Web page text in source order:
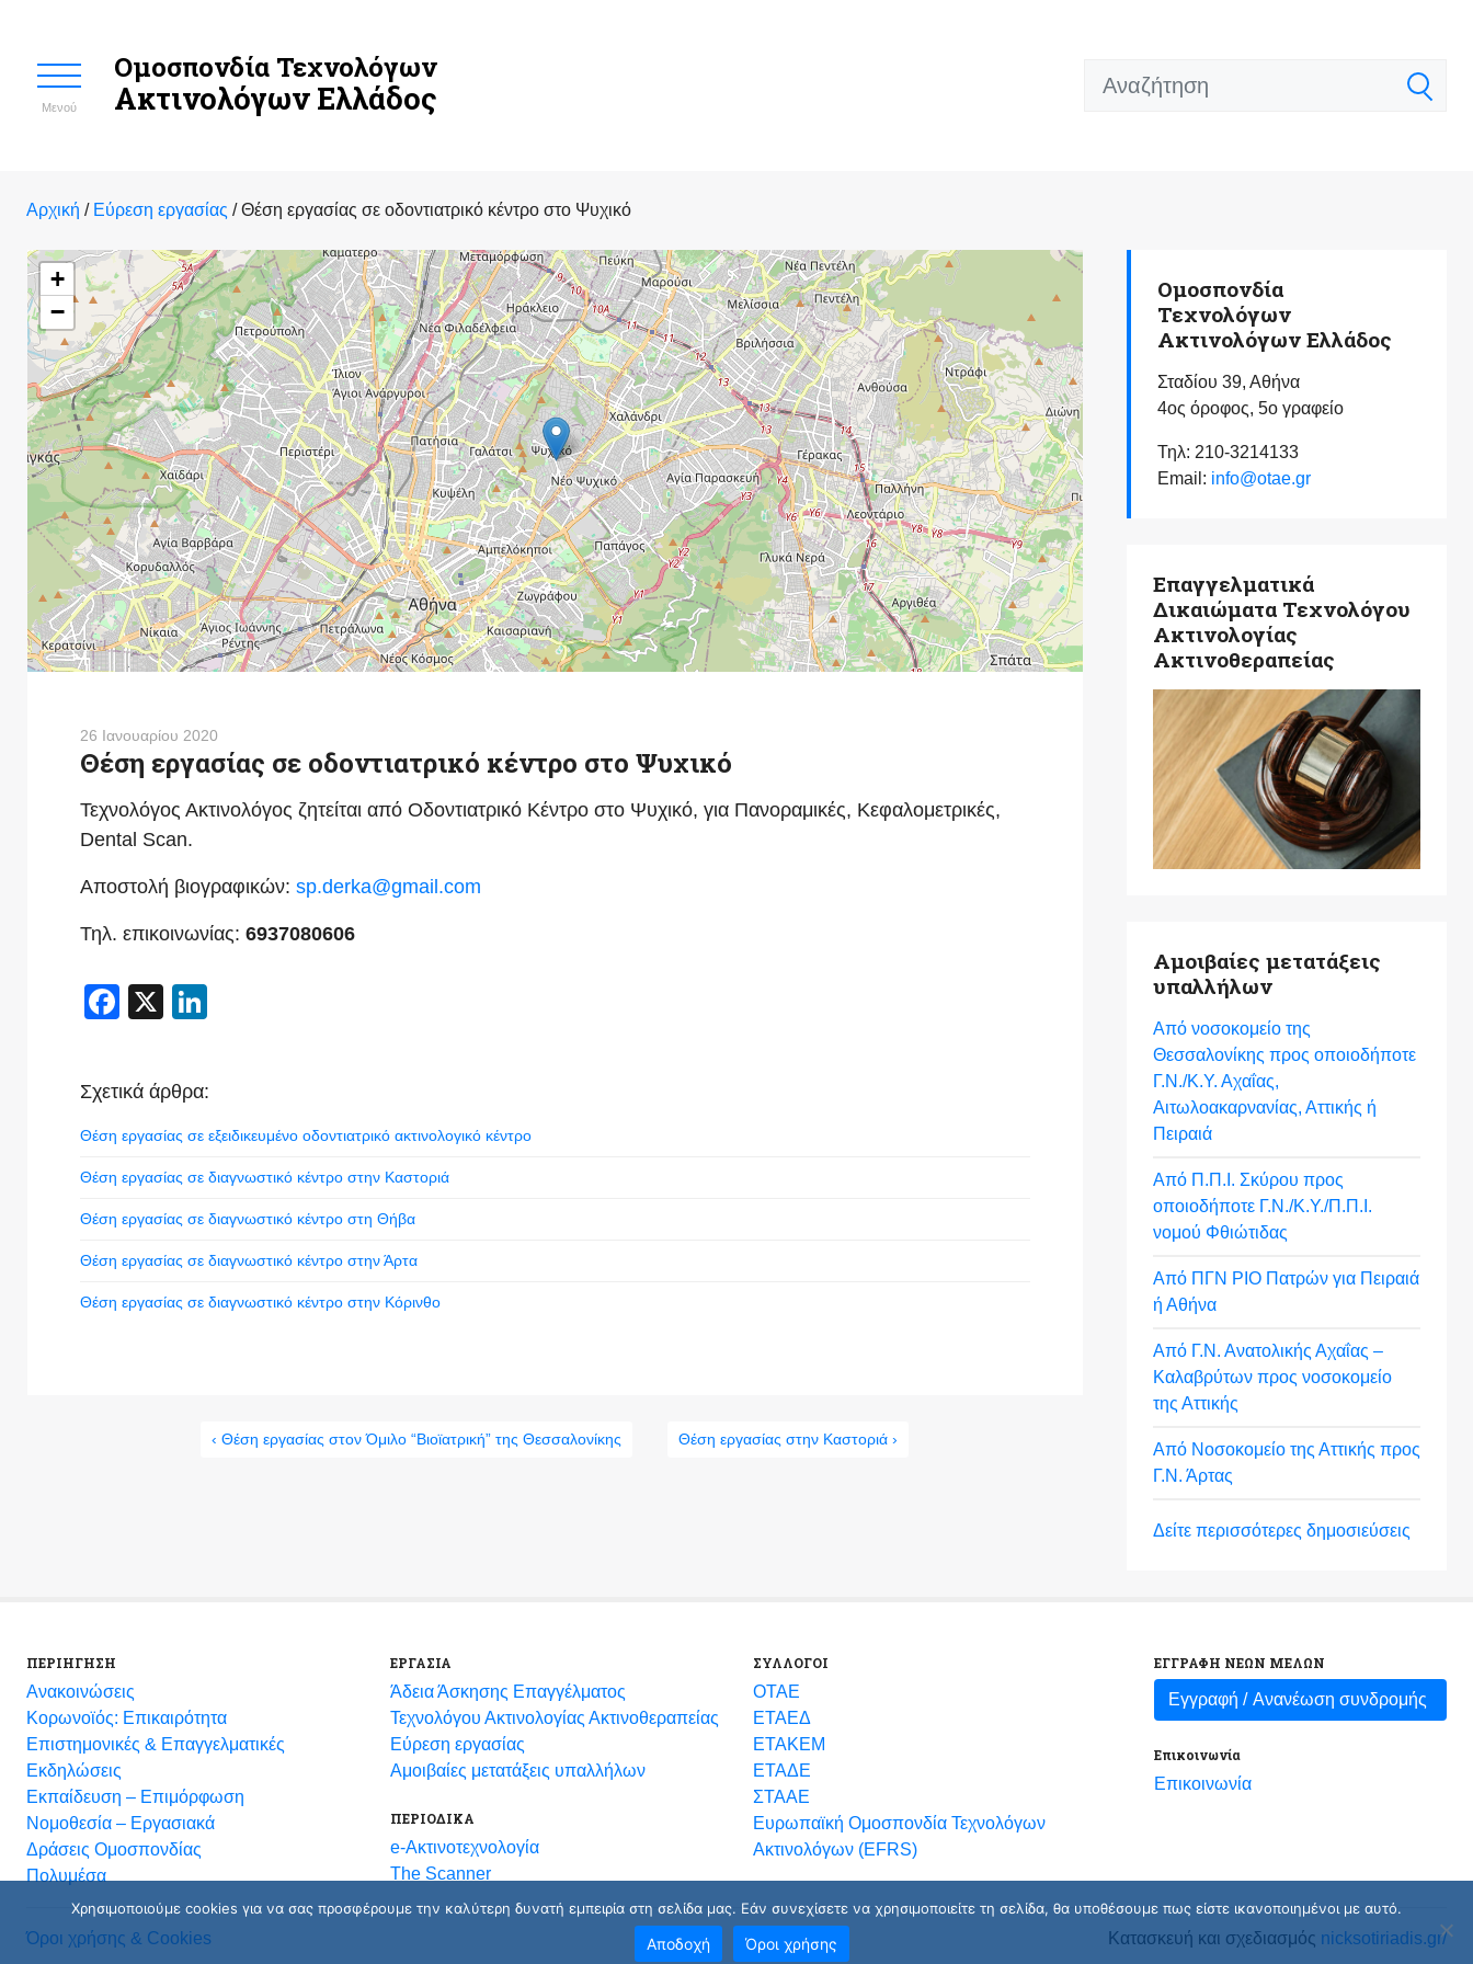
Μενού
Ομοσπονδία Τεχνολόγων
Ακτινολόγων Ελλάδος
Αρχική / Εύρεση εργασίας /Θέση εργασίας σε οδοντιατρικό κέντρο στο Ψυχικό
+
−
26 Ιανουαρίου 2020
Θέση εργασίας σε οδοντιατρικό κέντρο στο Ψυχικό
Τεχνολόγος Ακτινολόγος ζητείται από Οδοντιατρικό Κέντρο στο Ψυχικό, για Πανοραμικές, Κεφαλομετρικές,
Dental Scan.
Αποστολή βιογραφικών: sp.derka@gmail.com
Τηλ. επικοινωνίας: 6937080606
Facebook
X
Σχετικά άρθρα:
Θέση εργασίας σε εξειδικευμένο οδοντιατρικό ακτινολογικό κέντρο
Θέση εργασίας σε διαγνωστικό κέντρο στην Καστοριά
Θέση εργασίας σε διαγνωστικό κέντρο στη Θήβα
Θέση εργασίας σε διαγνωστικό κέντρο στην Άρτα
Θέση εργασίας σε διαγνωστικό κέντρο στην Κόρινθο
‹ Θέση εργασίας στον Όμιλο “Βιοϊατρική” της Θεσσαλονίκης Θέση εργασίας στην Καστοριά ›
Ομοσπονδία
Τεχνολόγων
Ακτινολόγων Ελλάδος
Σταδίου 39, Αθήνα
4ος όροφος, 5ο γραφείο
Τηλ: 210-3214133
Email: info@otae.gr
Επαγγελματικά
Δικαιώματα Τεχνολόγου
Ακτινολογίας
Ακτινοθεραπείας
Αμοιβαίες μετατάξεις
υπαλλήλων
Από νοσοκομείο της
Θεσσαλονίκης προς οποιοδήποτε
Γ.Ν./Κ.Υ. Αχαΐας,
Αιτωλοακαρνανίας, Αττικής ή
Πειραιά
Από Π.Π.Ι. Σκύρου προς
οποιοδήποτε Γ.Ν./Κ.Υ./Π.Π.Ι.
νομού Φθιώτιδας
Από ΠΓΝ ΡΙΟ Πατρών για Πειραιά
ή Αθήνα
Από Γ.Ν. Ανατολικής Αχαΐας –
Καλαβρύτων προς νοσοκομείο
της Αττικής
Από Νοσοκομείο της Αττικής προς
Γ.Ν. Άρτας
Δείτε περισσότερες δημοσιεύσεις
ΠΕΡΙΗΓΗΣΗ
Ανακοινώσεις
Κορωνοϊός: Επικαιρότητα
Eπιστημονικές & Επαγγελματικές
Eκδηλώσεις
Εκπαίδευση – Επιμόρφωση
Νομοθεσία – Εργασιακά
Δράσεις Ομοσπονδίας
Πολυμέσα
ΕΡΓΑΣΙΑ
Άδεια Άσκησης Επαγγέλματος
Τεχνολόγου Ακτινολογίας Ακτινοθεραπείας
Εύρεση εργασίας
Αμοιβαίες μετατάξεις υπαλλήλων
ΠΕΡΙΟΔΙΚΑ
e-Ακτινοτεχνολογία
The Scanner
ΣΥΛΛΟΓΟΙ
ΟΤΑΕ
ΕΤΑΕΔ
ΕΤΑΚΕΜ
ΕΤΑΔΕ
ΣΤΑΑΕ
Ευρωπαϊκή Ομοσπονδία Τεχνολόγων
Ακτινολόγων (EFRS)
ΕΓΓΡΑΦΗ ΝΕΩΝ ΜΕΛΩΝ
Εγγραφή / Ανανέωση συνδρομής
Επικοινωνία
Επικοινωνία
Όροι χρήσης & Cookies Κατασκευή και σχεδιασμός nicksotiriadis.gr/
Χρησιμοποιούμε cookies για να σας προσφέρουμε την καλύτερη δυνατή εμπειρία στη σελίδα μας. Εάν συνεχίσετε να χρησιμοποιείτε τη σελίδα, θα υποθέσουμε πως είστε ικανοποιημένοι με αυτό.
Αποδοχή Όροι χρήσης